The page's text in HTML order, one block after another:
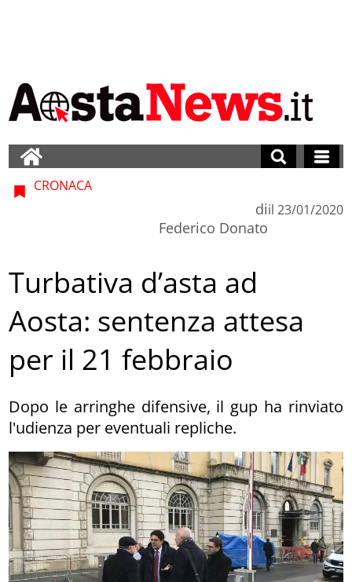
CRONACA
di
Federico Donato
il 23/01/2020
Turbativa d’asta ad
Aosta: sentenza attesa
per il 21 febbraio
Dopo le arringhe difensive, il gup ha rinviato
l'udienza per eventuali repliche.